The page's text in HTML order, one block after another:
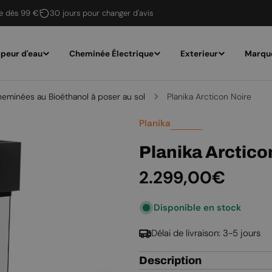
dès 99 € 30 jours pour changer d'avis
d'eau Cheminée Électrique Exterieur
au Bioéthanol à poser au sol Planika Arcticon Noire
Planika
Planika
Prix
régulier
2.299,00€
Disponible en stock
Délai de livraison: 3-5 jours
Description